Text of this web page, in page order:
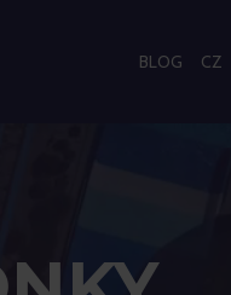
BLOG CZ